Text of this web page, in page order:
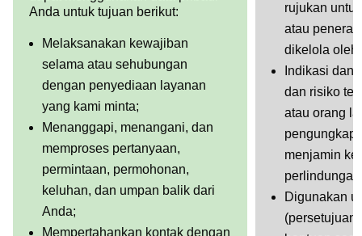
Anda untuk tujuan berikut:
Melaksanakan kewajiban
selama atau sehubungan
dengan penyediaan layanan
yang kami minta;
Menanggapi, menangani, dan
memproses pertanyaan,
permintaan, permohonan,
keluhan, dan umpan balik dari
Anda;
Mempertahankan kontak dengan
rujukan
atau
dikelola oleh
Indikasi dan
dan risiko
atau orang
menjamin
Digunakan
(persetujuan